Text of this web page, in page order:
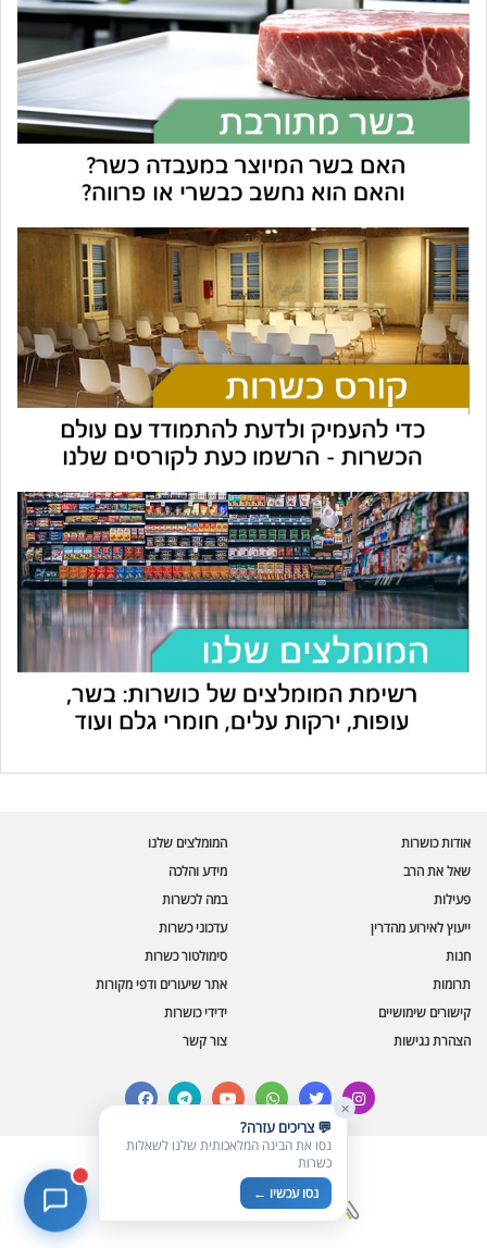
אודות כושרות
שאל את הרב
פעילות
ייעוץ לאירוע מהדרין
המומלצים שלנו
מידע והלכה
במה לכשרות
עדכוני כשרות
חנות
תרומות
קישורים שימושיים
הצהרת נגישות
סימולטור כשרות
אתר שיעורים ודפי מקורות
ידידי כושרות
צור קשר
facebooktelegramyoutubewhatsapptwitter
instagram
© כל הזכויות שמורות לכושרות
🪲 בדיקת חרקים
מספר כושרות ומאמרי האתר
🔀 תערובות כלים ומאכלים
✕
💬 צריכים עזרה?
נסו את הבינה המלאכותית שלנו לשאלות
כשרות
נסו עכשיו ←